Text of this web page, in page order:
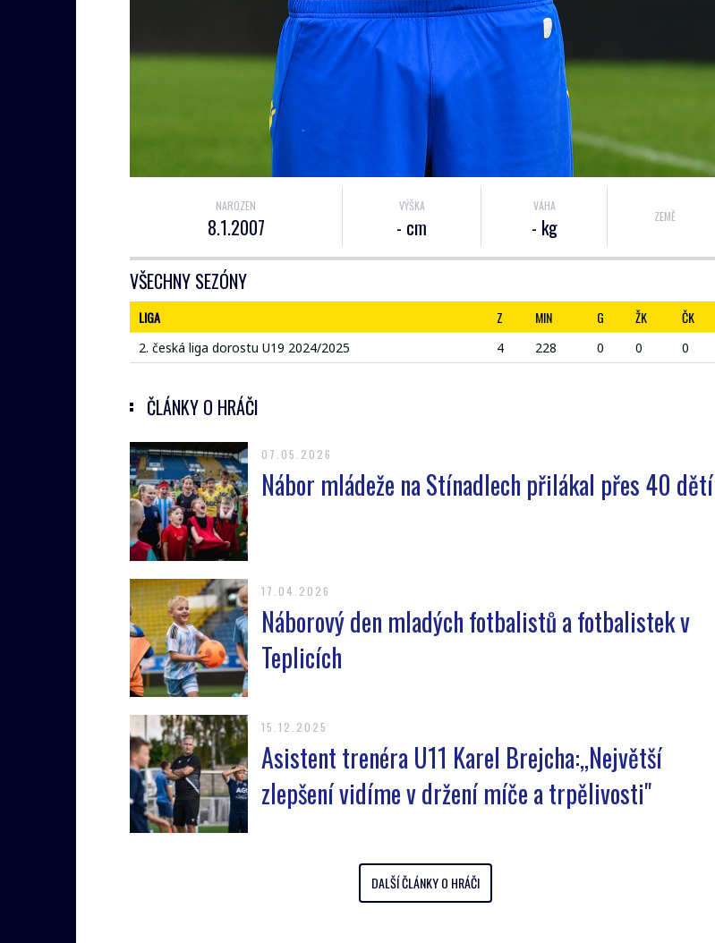
NAROZEN
8.1.2007
VÝŠKA
- cm
VÁHA
- kg ZEMĚ
VŠECHNY SEZÓNY
LIGA Z MIN G ŽK ČK
2. česká liga dorostu U19 2024/2025 4 228 0 0 0
ČLÁNKY O HRÁČI
07.05.2026
Nábor mládeže na Stínadlech přilákal přes 40 dětí
17.04.2026
Náborový den mladých fotbalistů a fotbalistek v
Teplicích
15.12.2025
Asistent trenéra U11 Karel Brejcha:,,Největší
zlepšení vidíme v držení míče a trpělivosti"
DALŠÍ ČLÁNKY O HRÁČI